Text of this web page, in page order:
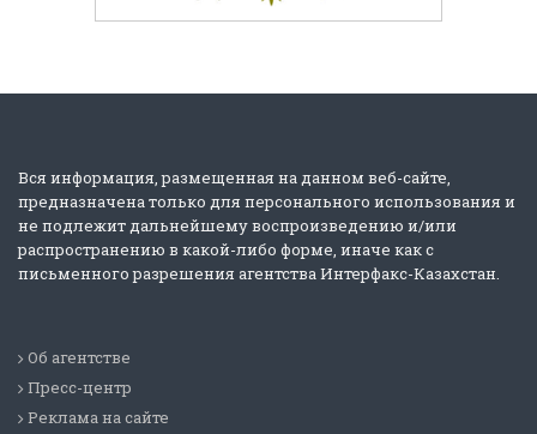
Вся информация, размещенная на данном веб-сайте,
предназначена только для персонального использования и
не подлежит дальнейшему воспроизведению и/или
распространению в какой-либо форме, иначе как с
письменного разрешения агентства Интерфакс-Казахстан.
Об агентстве
Пресс-центр
Реклама на сайте